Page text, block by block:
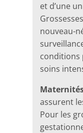
et d’une
nouveau-
conditions
soins
assurent
Pour les